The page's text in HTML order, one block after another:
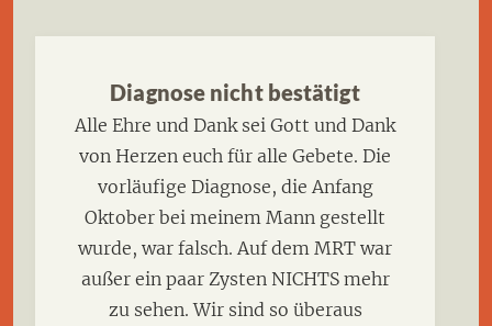
Diagnose nicht bestätigt
Alle Ehre und Dank sei Gott und Dank
von Herzen euch für alle Gebete. Die
vorläufige Diagnose, die Anfang
Oktober bei meinem Mann gestellt
wurde, war falsch. Auf dem MRT war
außer ein paar Zysten NICHTS mehr
zu sehen. Wir sind so überaus